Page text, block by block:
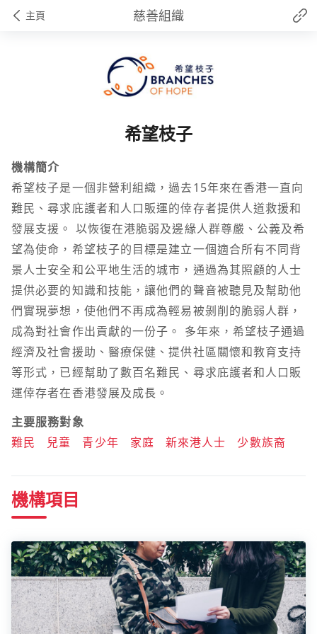
主頁 慈善組織
希望枝子
機構簡介
希望枝子是一個非營利組織，過去15年來在香港一直向
難民、尋求庇護者和人口販運的倖存者提供人道救援和
發展支援。 以恢復在港脆弱及邊緣人群尊嚴、公義及希
望為使命，希望枝子的目標是建立一個適合所有不同背
景人士安全和公平地生活的城市，通過為其照顧的人士
提供必要的知識和技能，讓他們的聲音被聽見及幫助他
們實現夢想，使他們不再成為輕易被剝削的脆弱人群，
成為對社會作出貢獻的一份子。 多年來，希望枝子通過
經濟及社會援助、醫療保健、提供社區關懷和教育支持
等形式，已經幫助了數百名難民、尋求庇護者和人口販
運倖存者在香港發展及成長。
主要服務對象
難民
兒童 青少年 家庭 新來港人士 少數族裔
機構項目